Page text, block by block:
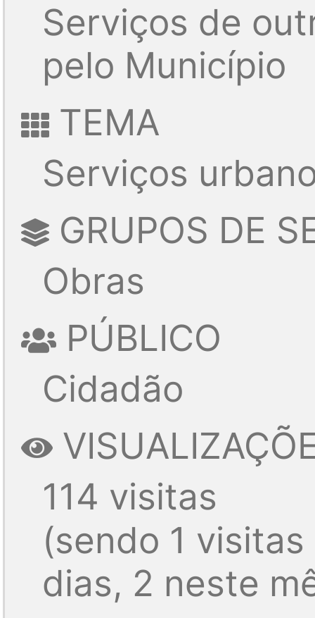
Serviços de
pelo Município
TEMA
Serviços
GRUPOS DE
Obras
PÚBLICO
Cidadão
114 visitas
(sendo 1
dias, 2 neste